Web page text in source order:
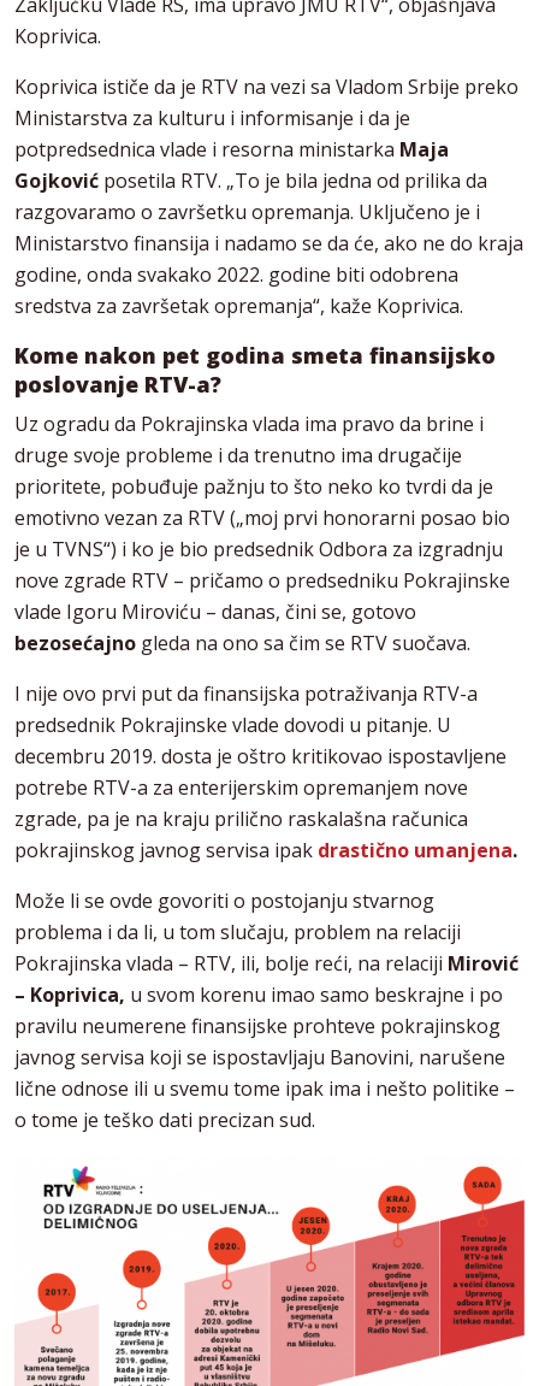
Koprivica.
Koprivica ističe da je RTV na vezi sa Vladom Srbije preko
Ministarstva za kulturu i informisanje i da je
potpredsednica vlade i resorna ministarka Maja
Gojković posetila RTV. „To je bila jedna od prilika da
razgovaramo o završetku opremanja. Uključeno je i
Ministarstvo finansija i nadamo se da će, ako ne do kraja
godine, onda svakako 2022. godine biti odobrena
sredstva za završetak opremanja“, kaže Koprivica.
Kome nakon pet godina smeta finansijsko
poslovanje RTV-a?
Uz ogradu da Pokrajinska vlada ima pravo da brine i
druge svoje probleme i da trenutno ima drugačije
prioritete, pobuđuje pažnju to što neko ko tvrdi da je
emotivno vezan za RTV („moj prvi honorarni posao bio
je u TVNS“) i ko je bio predsednik Odbora za izgradnju
nove zgrade RTV – pričamo o predsedniku Pokrajinske
vlade Igoru Miroviću – danas, čini se, gotovo
bezosećajno gleda na ono sa čim se RTV suočava.
I nije ovo prvi put da finansijska potraživanja RTV-a
predsednik Pokrajinske vlade dovodi u pitanje. U
decembru 2019. dosta je oštro kritikovao ispostavljene
potrebe RTV-a za enterijerskim opremanjem nove
zgrade, pa je na kraju prilično raskalašna računica
pokrajinskog javnog servisa ipak drastično umanjena.
Može li se ovde govoriti o postojanju stvarnog
problema i da li, u tom slučaju, problem na relaciji
Pokrajinska vlada – RTV, ili, bolje reći, na relaciji Mirović
– Koprivica, u svom korenu imao samo beskrajne i po
pravilu neumerene finansijske prohteve pokrajinskog
javnog servisa koji se ispostavljaju Banovini, narušene
lične odnose ili u svemu tome ipak ima i nešto politike –
o tome je teško dati precizan sud.